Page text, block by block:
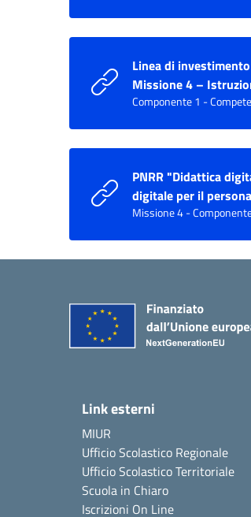
Linea di
Missione 4 –
Componente 1 -
PNRR "Didattica
digitale per il
Missione 4 -
Link esterni
MIUR
Ufficio Scolastico Regionale
Ufficio Scolastico Territoriale
Scuola in Chiaro
Iscrizioni On Line